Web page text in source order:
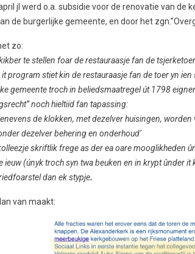
jl werd o.a. subsidie voor de renovatie van de
de burgerlijke gemeente, en door het
zo:
te stellen foar de restauraasje fan de
program stiet kin de restauraasje fan de toer yn
gemeente troch in beliedsmaatregel út 1798
noch hieltiid fan tapassing:
de klokken, met dezelver huisingen,
dezelver behering en onderhoud’
skriftlik frege as der ea oare mooglikheden
ieuw (únyk troch syn twa beuken en in krypt ûnder
dan ek stypje.
van maakt: